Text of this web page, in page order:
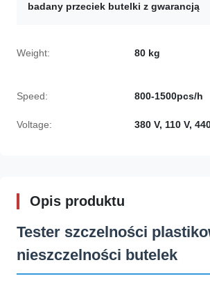
badany przeciek butelki z gwarancją
Weight: 80 kg
Speed: 800-1500pcs/h
Voltage: 380 V, 110 V,
Opis produktu
Tester szczelności
nieszczelności butelek